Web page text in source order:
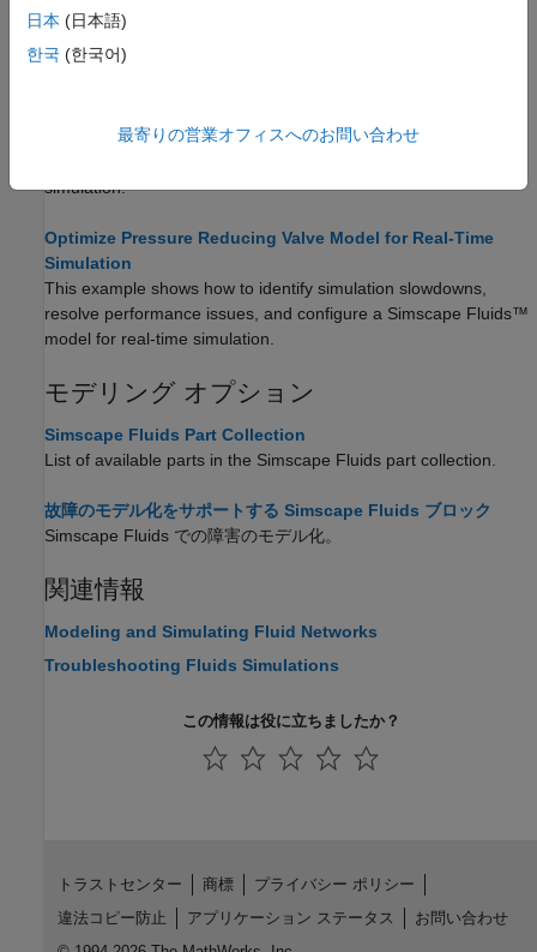
Develop Simscape Fluids Models for Efficient Simulations
and Real-Time Applications
Advice and best strategies for developing Simscape Fluids
Configure a Hydraulic Lift Model for Real-Time Simulation
simulation.
Optimize Pressure Reducing Valve Model for Real-Time
Simulation
This example shows how to identify simulation slowdowns,
resolve performance issues, and configure a Simscape Fluids™
model for real-time simulation.
モデリング オプション
Simscape Fluids Part Collection
List of available parts in the Simscape Fluids part collection.
故障のモデル化をサポートする Simscape Fluids ブロック
Simscape Fluids での障害のモデル化。
関連情報
Modeling and Simulating Fluid Networks
Troubleshooting Fluids Simulations
この情報は役に立ちましたか？
日本 (日本語)
한국 (한국어)
最寄りの営業オフィスへのお問い合わせ
トラストセンター 商標
プライバシー ポリシー
違法コピー防止
アプリケーション ステータス
お問い合わせ